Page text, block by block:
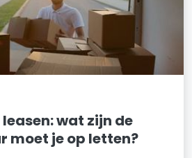
wat zijn de
moet je op letten?